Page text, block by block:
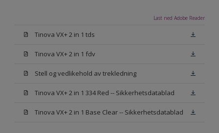
Last ned Adobe Reader
Tinova VX+ 2 in 1 tds
Tinova VX+ 2 in 1 fdv
Stell og vedlikehold av trekledning
Tinova VX+ 2 in 1 334 Red -- Sikkerhetsdatablad
Tinova VX+ 2 in 1 Base Clear -- Sikkerhetsdatablad